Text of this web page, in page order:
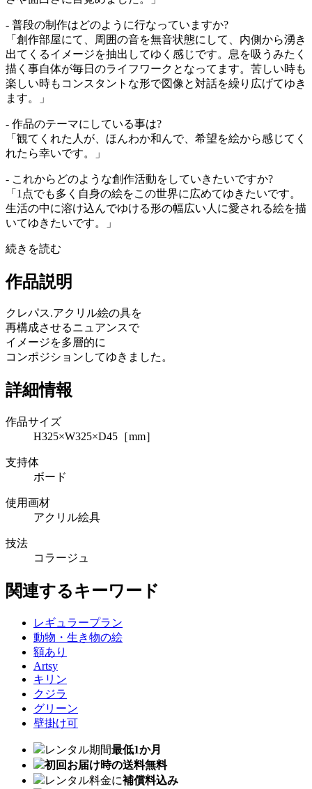
- 普段の制作はどのように行なっていますか?
「創作部屋にて、周囲の音を無音状態にして、内側から湧き
出てくるイメージを抽出してゆく感じです。息を吸うみたく
描く事自体が毎日のライフワークとなってます。苦しい時も
楽しい時もコンスタントな形で図像と対話を繰り広げてゆき
ます。」
- 作品のテーマにしている事は?
「観てくれた人が、ほんわか和んで、希望を絵から感じてく
れたら幸いです。」
- これからどのような創作活動をしていきたいですか?
「1点でも多く自身の絵をこの世界に広めてゆきたいです。
生活の中に溶け込んでゆける形の幅広い人に愛される絵を描
いてゆきたいです。」
続きを読む
作品説明
クレパス.アクリル絵の具を
再構成させるニュアンスで
イメージを多層的に
コンポジションしてゆきました。
詳細情報
作品サイズ
H325×W325×D45［mm］
支持体
ボード
使用画材
アクリル絵具
技法
コラージュ
関連するキーワード
レギュラープラン
動物・生き物の絵
額あり
Artsy
キリン
クジラ
グリーン
壁掛け可
レンタル期間最低1か月
初回お届け時の送料無料
レンタル料金に補償料込み